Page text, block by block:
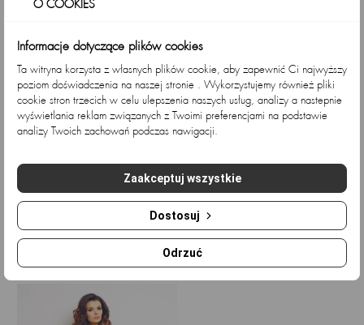
Sukienka A136 -
Sukienka welurowa mini z...
Cena
169,92 złCena
141,03 zł
Ostatnio przeglądane
O COOKIES
Informacje dotyczące plików cookies
Ta witryna korzysta z własnych plików cookie, aby zapewnić Ci najwyższy
poziom doświadczenia na naszej stronie . Wykorzystujemy również pliki
cookie stron trzecich w celu ulepszenia naszych usług, analizy a nastepnie
wyświetlania reklam związanych z Twoimi preferencjami na podstawie
analizy Twoich zachowań podczas nawigacji.
Odrzuć
Dostosuj
Zaakceptuj wszystkie